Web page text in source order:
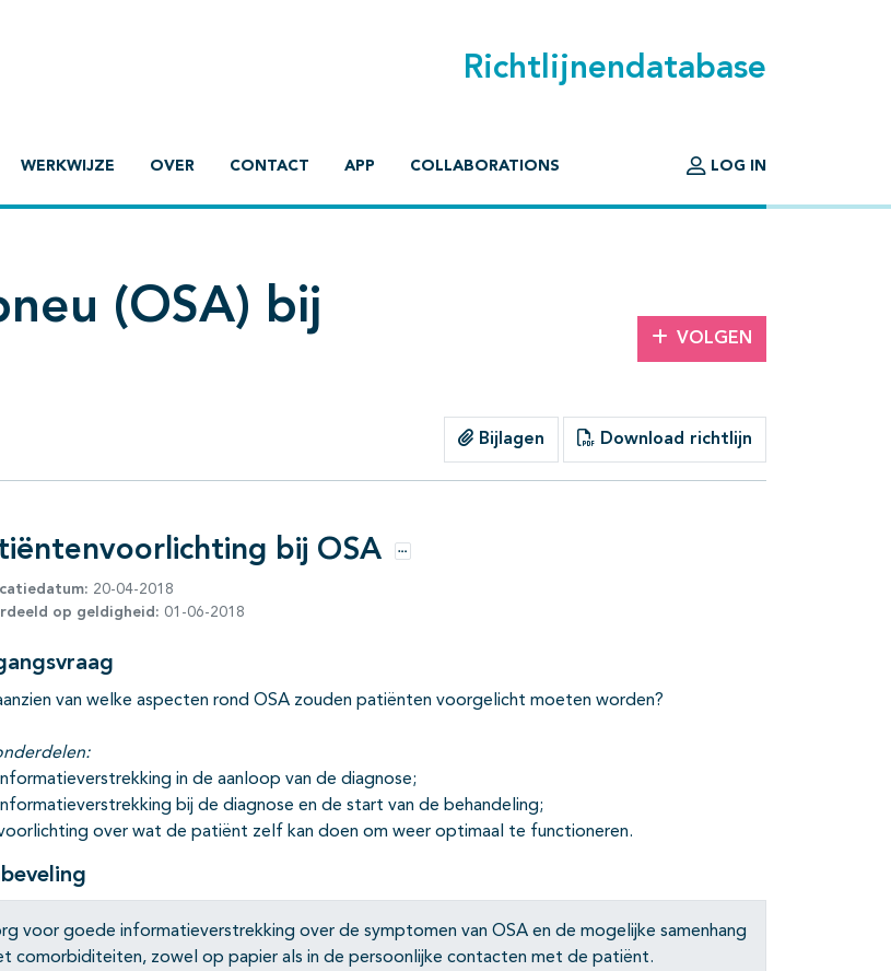
Richtlijnendatabase
WERKWIJZE OVER CONTACT APP COLLABORATIONS LOG IN
(OSA) bij
VOLGEN
Bijlagen Download richtlijn
deze richtlijn
bij OSA Opties
20-04-2018
op geldigheid: 01-06-2018
van welke aspecten rond OSA zouden patiënten voorgelicht moeten worden?
in de aanloop van de diagnose;
bij de diagnose en de start van de behandeling;
over wat de patiënt zelf kan doen om weer optimaal te functioneren.
voor goede informatieverstrekking over de symptomen van OSA en de mogelijke samenhang
comorbiditeiten, zowel op papier als in de persoonlijke contacten met de patiënt.